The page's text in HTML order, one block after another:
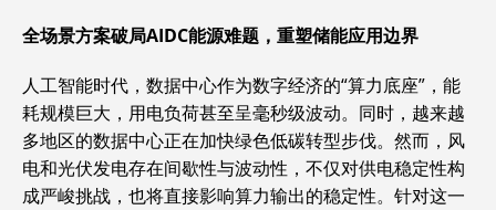
全场景方案破局AIDC能源难题，重塑储能应用边界
人工智能时代，数据中心作为数字经济的“算力底座”，能
耗规模巨大，用电负荷甚至呈毫秒级波动。同时，越来越
多地区的数据中心正在加快绿色低碳转型步伐。然而，风
电和光伏发电存在间歇性与波动性，不仅对供电稳定性构
成严峻挑战，也将直接影响算力输出的稳定性。针对这一